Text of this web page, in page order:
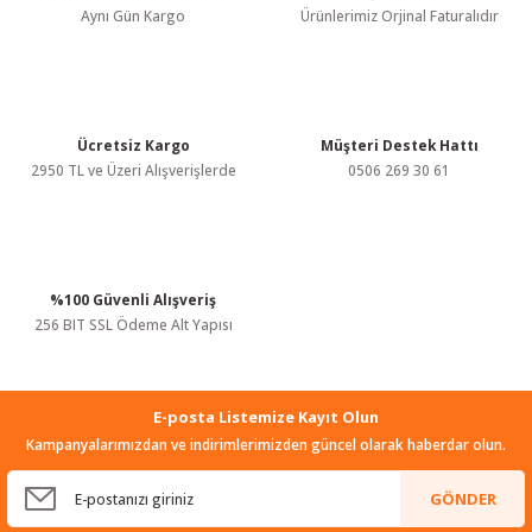
Bu ürüne benzer farklı alternatifler olmalı.
Yihua
3.705,00 TLKDV Dahil
Yihua 852D+ Diyafram Sıcak Hava Üflemeli Havya İstasyonu 660W
3.990,00 TLKDV Dahil
Aynı Gün Kargo
Ürünlerimiz Orjinal Faturalıdır
Ücretsiz Kargo
2950 TL ve Üzeri Alışverişlerde
Müşteri Destek Hattı
0506 269 30 61
%100 Güvenli Alışveriş
256 BIT SSL Ödeme Alt Yapısı
E-posta Listemize Kayıt Olun
Kampanyalarımızdan ve indirimlerimizden güncel olarak haberdar olun.
GÖNDER